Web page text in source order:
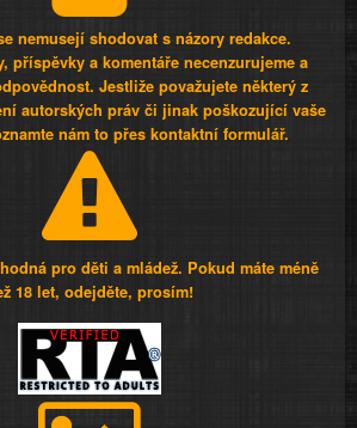
nemusejí shodovat s názory redakce.
příspěvky a komentáře necenzurujeme a
Jestliže považujete některý z
autorských práv či jinak poškozující vaše
nám to přes kontaktní formulář.
pro děti a mládež. Pokud máte méně
18 let, odejděte, prosím!